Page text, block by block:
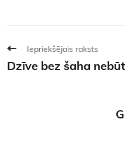
Iepriekšējais raksts
Dzīve bez šaha